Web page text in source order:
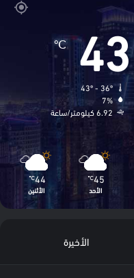
43
℃
43º - 36º
7%
6.92 كيلومتر/ساعة
45
℃
الأحد
44
℃
الأثنين
الأخيرة